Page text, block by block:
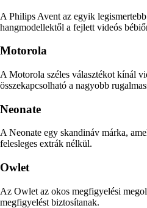
A Philips Avent az egyik
hangmodellektől a fejlett videós
Motorola
A Motorola széles választékot kínál
összekapcsolható a nagyobb
Neonate
A Neonate egy skandináv márka,
felesleges extrák nélkül.
Owlet
Az Owlet az okos megfigyelési
megfigyelést biztosítanak.